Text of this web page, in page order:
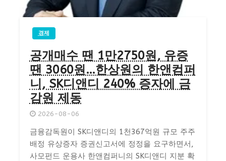
경제
공개매수 땐 1만2750원, 유증
땐 3060원…한상원의 한앤컴퍼
니, SK디앤디 240% 증자에 금
감원 제동
2026-08-06
금융감독원이 SK디앤디의 1천367억원 규모 주주
배정 유상증자 증권신고서에 정정을 요구하면서,
사모펀드 운용사 한앤컴퍼니의 SK디앤디 지분 확